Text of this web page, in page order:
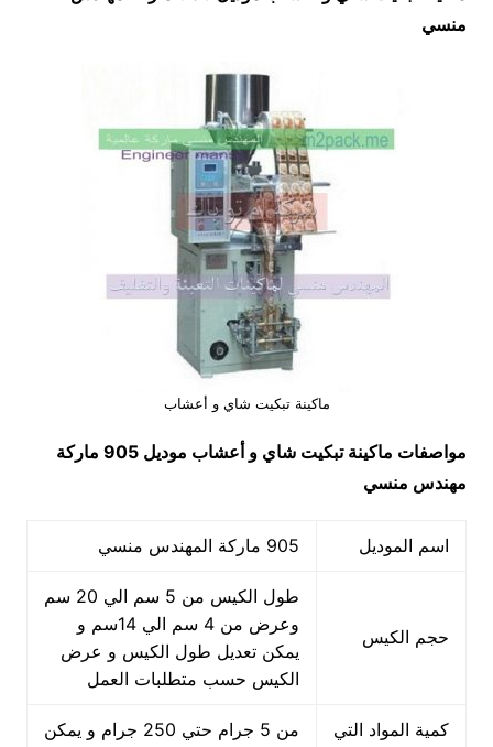
منسي
ماكينة تبكيت شاي و أعشاب
مواصفات ماكينة تبكيت شاي و أعشاب
موديل 905 ماركة
مهندس منسي
اسم الموديل 905 ماركة المهندس منسي
حجم الكيس
طول الكيس من 5 سم الي 20 سم
وعرض من 4 سم الي 14سم و
يمكن تعديل طول الكيس و عرض
الكيس حسب متطلبات العمل
كمية المواد التي
من 5 جرام حتي 250 جرام و يمكن